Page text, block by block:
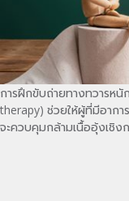
การฝึกขับถ่ายทางทวารห
therapy) ช่วยให้ผู้ที่มีอากา
จะควบคุมกล้ามเนื้ออุ้งเชิง